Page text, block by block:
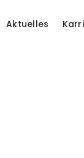
Aktuelles